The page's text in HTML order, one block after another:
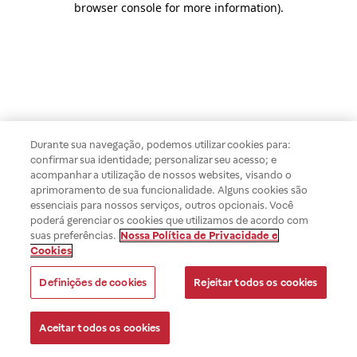
browser console for more information).
Durante sua navegação, podemos utilizar cookies para:
confirmar sua identidade; personalizar seu acesso; e
acompanhar a utilização de nossos websites, visando o
aprimoramento de sua funcionalidade. Alguns cookies são
essenciais para nossos serviços, outros opcionais. Você
poderá gerenciar os cookies que utilizamos de acordo com
suas preferências. Nossa Política de Privacidade e
Cookies
Definições de cookies Rejeitar todos os cookies
Aceitar todos os cookies